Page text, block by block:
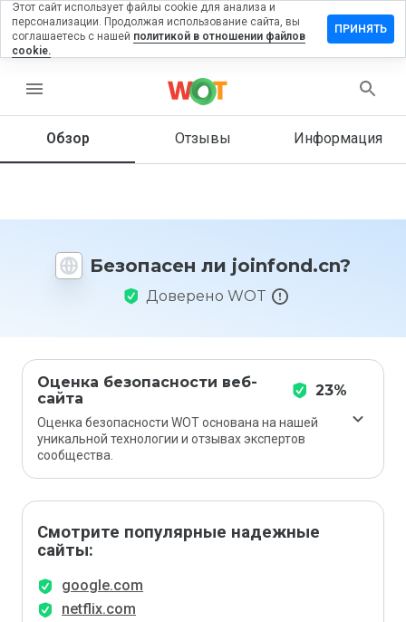
menu
Обзор Отзывы Информация
Безопасен ли joinfond.cn?
Доверено WOT
Оценка безопасности веб-
сайта
23%
Оценка безопасности WOT основана на нашей
уникальной технологии и отзывах экспертов
сообщества.
Смотрите популярные надежные
сайты:
google.com
netflix.com
на
Как бы
этот
1 до 5?
Этот сайт использует файлы cookie для анализа и
персонализации. Продолжая использование сайта, вы
соглашаетесь с нашей политикой в отношении файлов
cookie.
ПРИНЯТЬ